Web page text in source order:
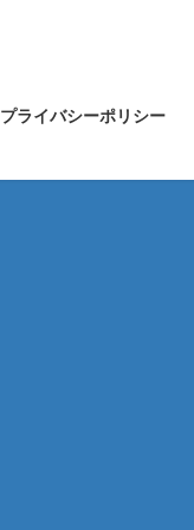
プライバシーポリシー